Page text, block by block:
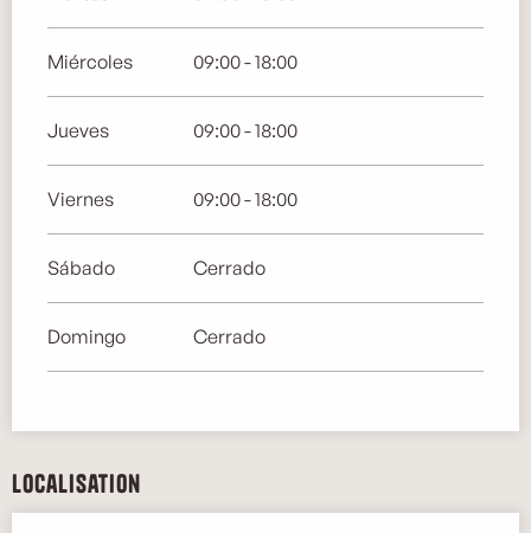
Miércoles 09:00 - 18:00
Jueves 09:00 - 18:00
Viernes 09:00 - 18:00
Sábado Cerrado
Domingo Cerrado
Localisation